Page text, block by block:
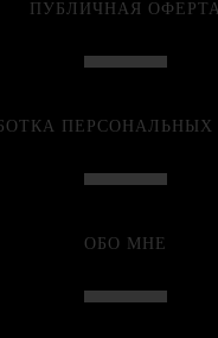
ПУБЛИЧНАЯ ОФЕРТА
ОБО МНЕ